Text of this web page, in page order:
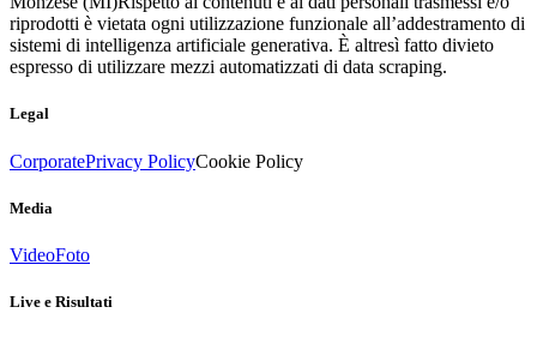
riprodotti è vietata ogni utilizzazione funzionale all’addestramento di
sistemi di intelligenza artificiale generativa. È altresì fatto divieto
espresso di utilizzare mezzi automatizzati di data scraping.
Legal
CorporatePrivacy PolicyCookie Policy
Media
VideoFoto
Live e Risultati